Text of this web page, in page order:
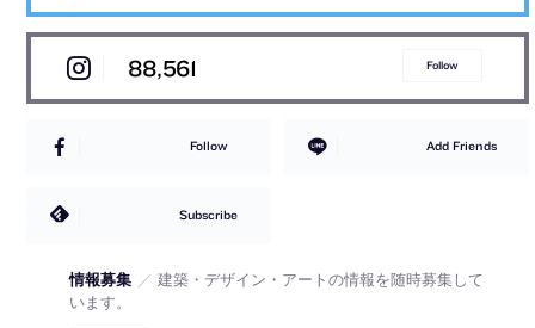
88,561 Follow
Follow Add Friends
Subscribe
情報募集 ／ 建築・デザイン・アートの情報を随時募集して
います。